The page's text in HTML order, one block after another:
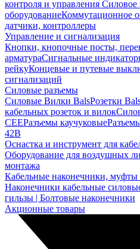
контроля и управления Силовое
оборудованиеКоммутационное
датчики, контроллеры
Управление и сигнализация
Кнопки, кнопочные посты,
арматураСигнальные
рейкуКонцевые и путевые
сигнализаций
Силовые разъемы
Силовые Вилки BalsРозетки
кабельных розеток и вилок
CEEРазъемы каучуковые
42В
Оснастка и инструмент для
Оборудование для воздушных
монтажа
Кабельные наконечники, муфты
Наконечники кабельные
гильзы | Болтовые наконечники
Акционные товары